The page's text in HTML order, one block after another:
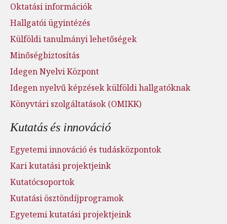
Oktatási információk
Hallgatói ügyintézés
Külföldi tanulmányi lehetőségek
Minőségbiztosítás
Idegen Nyelvi Központ
Idegen nyelvű képzések külföldi hallgatóknak
Könyvtári szolgáltatások (OMIKK)
Kutatás és innováció
Egyetemi innováció és tudásközpontok
Kari kutatási projektjeink
Kutatócsoportok
Kutatási ösztöndíjprogramok
Egyetemi kutatási projektjeink